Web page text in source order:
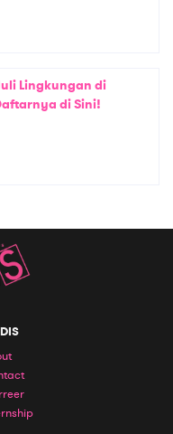
Lingkungan di
di Sini!